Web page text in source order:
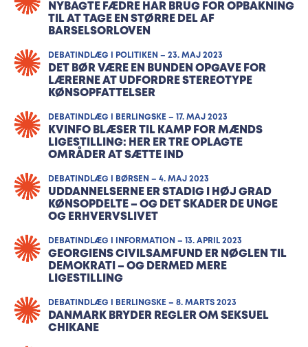
NYBAGTE FÆDRE HAR BRUG FOR OPBAKNING
TIL AT TAGE EN STØRRE DEL AF
BARSELSORLOVEN
DEBATINDLÆG I POLITIKEN – 23. MAJ 2023
DET BØR VÆRE EN BUNDEN OPGAVE FOR
LÆRERNE AT UDFORDRE STEREOTYPE
KØNSOPFATTELSER
DEBATINDLÆG I BERLINGSKE – 17. MAJ 2023
KVINFO BLÆSER TIL KAMP FOR MÆNDS
LIGESTILLING: HER ER TRE OPLAGTE
OMRÅDER AT SÆTTE IND
DEBATINDLÆG I BØRSEN – 4. MAJ 2023
UDDANNELSERNE ER STADIG I HØJ GRAD
KØNSOPDELTE – OG DET SKADER DE UNGE
OG ERHVERVSLIVET
DEBATINDLÆG I INFORMATION – 13. APRIL 2023
GEORGIENS CIVILSAMFUND ER NØGLEN TIL
DEMOKRATI – OG DERMED MERE
LIGESTILLING
DEBATINDLÆG I BERLINGSKE – 8. MARTS 2023
DANMARK BRYDER REGLER OM SEKSUEL
CHIKANE